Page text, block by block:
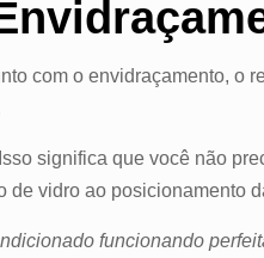
com o envidraçamento, o
significa que você não
vidro ao posicionamento
funcionando